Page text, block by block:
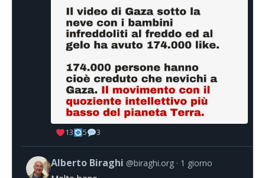
13 5 3
Alberto Biraghi @biraghi.org 1 giorno